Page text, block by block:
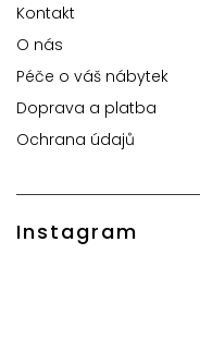
Kontakt
O nás
Péče o váš nábytek
Doprava a platba
Ochrana údajů
Instagram